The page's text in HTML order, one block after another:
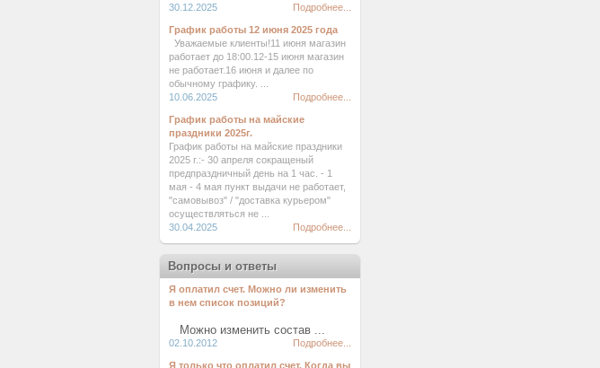
30.12.2025
Подробнее...
График работы 12 июня 2025 года
Уважаемые клиенты!11 июня магазин
работает до 18:00.12-15 июня магазин
не работает.16 июня и далее по
обычному графику. ...
10.06.2025
Подробнее...
График работы на майские
праздники 2025г.
График работы на майские праздники
2025 г.:- 30 апреля сокращеный
предпраздничный день на 1 час. - 1
мая - 4 мая пункт выдачи не работает,
"самовывоз" / "доставка курьером"
осуществляться не ...
30.04.2025
Подробнее...
Вопросы и ответы
Я оплатил счет. Можно ли изменить
в нем список позиций?
Можно изменить состав ...
02.10.2012 Подробнее...
Я только что оплатил счет. Когда вы